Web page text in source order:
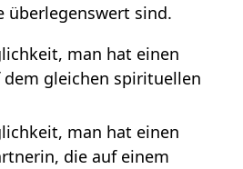
überlegenswert sind.
man hat einen
dem gleichen spirituellen
man hat einen
die auf einem